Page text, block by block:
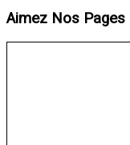
Aimez Nos Pages